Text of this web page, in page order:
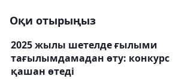
Оқи отырыңыз
2025 жылы шетелде ғылыми
тағылымдамадан өту: конкурс
қашан өтеді